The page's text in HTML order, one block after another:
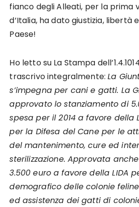
fianco degli Alleati, per la prima
d’Italia, ha dato giustizia, libertà
Paese!
Ho letto su La Stampa
trascrivo integralmente:La
s’impegna per cani e gatti. La
approvato lo stanziamento di
spesa per il 2014 a favore della
per la Difesa del Cane per le
del mantenimento, cure ed
sterilizzazione. Approvata
3.500 euro a favore della LIDA
demografico delle colonie
ed assistenza dei gatti di